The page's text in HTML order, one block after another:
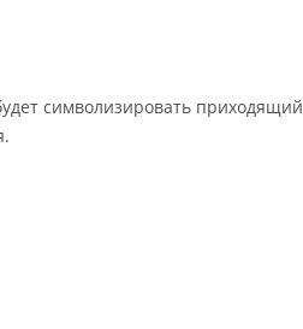
символизировать приходящий